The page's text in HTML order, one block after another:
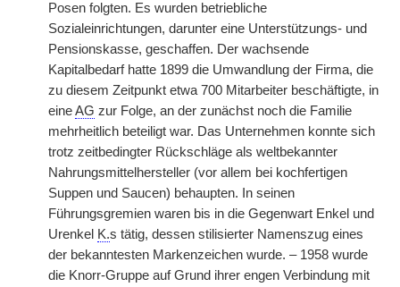
Posen folgten. Es wurden betriebliche
Sozialeinrichtungen, darunter eine Unterstützungs- und
Pensionskasse, geschaffen. Der wachsende
Kapitalbedarf hatte 1899 die Umwandlung der Firma, die
zu diesem Zeitpunkt etwa 700 Mitarbeiter beschäftigte, in
eineAG zur Folge, an der zunächst noch die Familie
mehrheitlich beteiligt war. Das Unternehmen konnte sich
trotz zeitbedingter Rückschläge als weltbekannter
Nahrungsmittelhersteller (vor allem bei kochfertigen
Suppen und Saucen) behaupten. In seinen
Führungsgremien waren bis in die Gegenwart Enkel und
Urenkel K.s tätig, dessen stilisierter Namenszug eines
der bekanntesten Markenzeichen wurde. – 1958 wurde
die Knorr-Gruppe auf Grund ihrer engen Verbindung mit